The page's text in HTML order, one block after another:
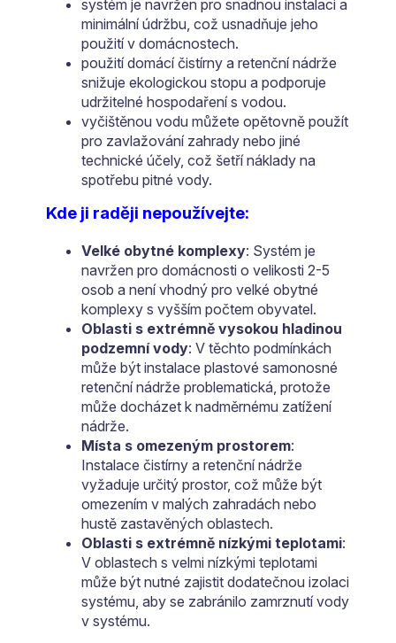
systém je navržen pro snadnou instalaci a
minimální údržbu, což usnadňuje jeho
použití v domácnostech.
použití domácí čistírny a retenční nádrže
snižuje ekologickou stopu a podporuje
udržitelné hospodaření s vodou.
vyčištěnou vodu můžete opětovně použít
pro zavlažování zahrady nebo jiné
technické účely, což šetří náklady na
spotřebu pitné vody.
Kde ji raději nepoužívejte:
Velké obytné komplexy: Systém je
navržen pro domácnosti o velikosti 2-5
osob a není vhodný pro velké obytné
komplexy s vyšším počtem obyvatel.
Oblasti s extrémně vysokou hladinou
podzemní vody: V těchto podmínkách
může být instalace plastové samonosné
retenční nádrže problematická, protože
může docházet k nadměrnému zatížení
nádrže.
Místa s omezeným prostorem:
Instalace čistírny a retenční nádrže
vyžaduje určitý prostor, což může být
omezením v malých zahradách nebo
hustě zastavěných oblastech.
Oblasti s extrémně nízkými teplotami:
V oblastech s velmi nízkými teplotami
může být nutné zajistit dodatečnou izolaci
systému, aby se zabránilo zamrznutí vody
v systému.